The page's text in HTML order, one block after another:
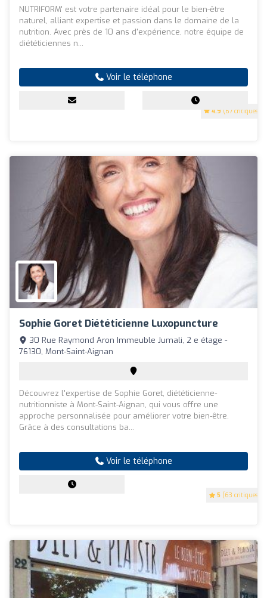
4.9 (67 critiques)
NUTRIFORM' est votre partenaire idéal pour le bien-être
naturel, alliant expertise et passion dans le domaine de la
nutrition. Avec près de 10 ans d'expérience, notre équipe de
diététiciennes n...
Voir le téléphone
Sophie Goret Diététicienne Luxopuncture
5 (63 critiques)
30 Rue Raymond Aron Immeuble Jumali, 2 e étage -
76130, Mont-Saint-Aignan
Découvrez l'expertise de Sophie Goret, diététicienne-
nutritionniste à Mont-Saint-Aignan, qui vous offre une
approche personnalisée pour améliorer votre bien-être.
Grâce à des consultations ba...
Voir le téléphone